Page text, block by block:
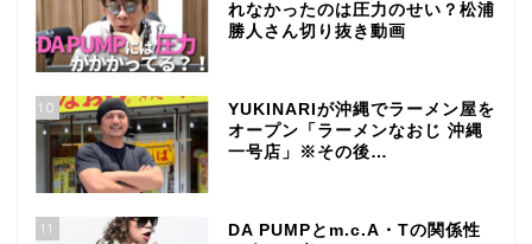
れなかったのは圧力のせい？松浦
勝人さん切り抜き動画
10
YUKINARIが沖縄でラーメン屋を
オープン「ラーメンなおじ 沖縄
一号店」※その後…
11
DA PUMPとm.c.A・Tの関係性